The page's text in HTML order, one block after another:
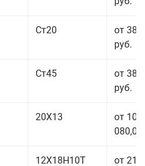
Ст20
от 38
руб.
Ст45
от 38
руб.
20Х13
от 103
080,00
12Х18Н10Т
от 211